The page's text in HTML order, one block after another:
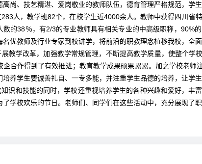
高尚、技艺精湛、爱岗敬业的教师队伍，德育管理严格规范，学
人，教学班82个，在校学生近4000余人。教师中获得四川省
数的38％，有2/3的专业教师具有相关专业的中高级职称，90%
名优教师及行业专家到校讲学，将前沿的职教理念植移我校，全
教学改革，加强教学常规管理，不断提高教学质量，使整个
企合作得到了有效推进；教育教学成果硕果累累。加之学校老
培养学生要诚善礼自、一专多能，并注重学生品德的培养，让学生
识和技能的同时，学校还重视培养学生的各种兴趣和爱好，丰
了学校欢乐的节日。老师们、同学们在这些活动中，充分展现了职